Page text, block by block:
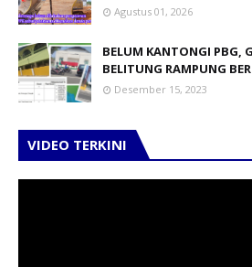
Agustus 01, 2026
BELUM KANTONGI PBG,
BELITUNG RAMPUNG
Desember 15, 2023
VIDEO TERKINI